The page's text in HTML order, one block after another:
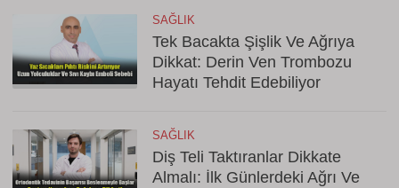
SAĞLIK
Tek Bacakta Şişlik Ve Ağrıya
Dikkat: Derin Ven Trombozu
Hayatı Tehdit Edebiliyor
SAĞLIK
Diş Teli Taktıranlar Dikkate
Almalı: İlk Günlerdeki Ağrı Ve